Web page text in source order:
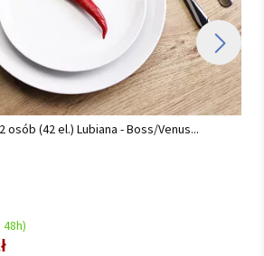
Serwis obiadowo - kawowy na 12 osób (82el.)
Dostępny (wysyłka do 48h)
2 549,00 zł